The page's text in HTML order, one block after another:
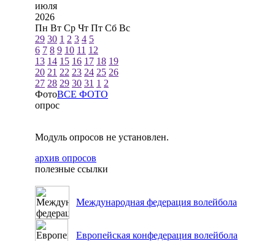
июля
2026
Пн Вт Ср Чт Пт Сб Вс
29 30 1 2 3 4 5
6 7 8 9 10 11 12
13 14 15 16 17 18 19
20 21 22 23 24 25 26
27 28 29 30 31 1 2
ФотоВСЕ ФОТО
опрос
Модуль опросов не установлен.
архив опросов
полезные ссылки
Международная федерация волейбола
Европейская конфедерация волейбола